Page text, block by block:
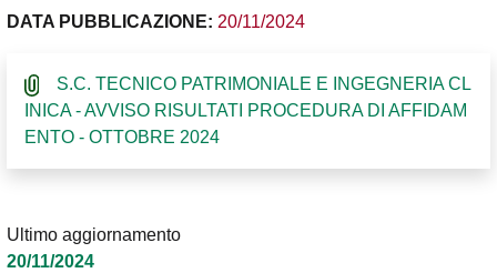
DATA PUBBLICAZIONE: 20/11/2024
S.C. TECNICO PATRIMONIALE E INGEGNERIA CL
INICA - AVVISO RISULTATI PROCEDURA DI AFFIDAM
ENTO - OTTOBRE 2024
Ultimo aggiornamento
20/11/2024